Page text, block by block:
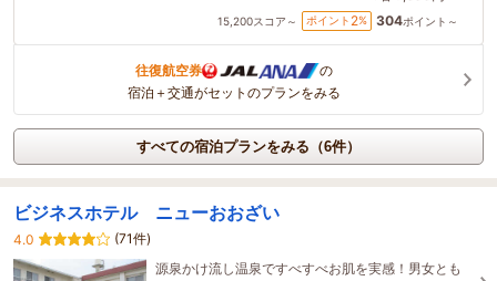
15,200スコア～ ポイント 2% 304ポイント～
往復航空券
の
宿泊＋交通がセットのプランをみる
すべての宿泊プランをみる（6件）
ビジネスホテル ニューおおざい
4.0
(71件)
源泉かけ流し温泉ですべすべお肌を実感！男女とも